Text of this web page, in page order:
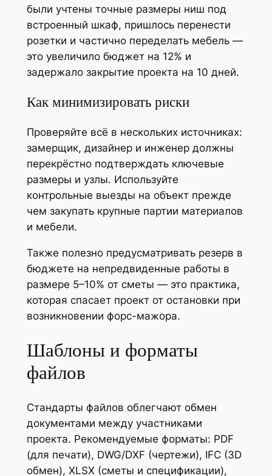
были учтены точные размеры ниш под
встроенный шкаф, пришлось перенести
розетки и частично переделать мебель —
это увеличило бюджет на 12% и
задержало закрытие проекта на 10 дней.
Как минимизировать риски
Проверяйте всё в нескольких источниках:
замерщик, дизайнер и инженер должны
перекрёстно подтверждать ключевые
размеры и узлы. Используйте
контрольные выезды на объект прежде
чем закупать крупные партии материалов
и мебели.
Также полезно предусматривать резерв в
бюджете на непредвиденные работы в
размере 5–10% от сметы — это практика,
которая спасает проект от остановки при
возникновении форс-мажора.
Шаблоны и форматы
файлов
Стандарты файлов облегчают обмен
документами между участниками
проекта. Рекомендуемые форматы: PDF
(для печати), DWG/DXF (чертежи), IFC (3D
обмен), XLSX (сметы и спецификации),